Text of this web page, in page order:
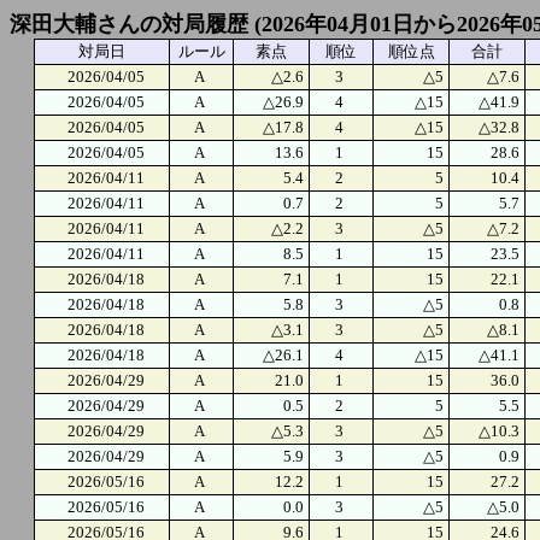
深田大輔さんの対局履歴 (2026年04月01日から2026年
対局日 ルール 素点 順位 順位点
合計
2026/04/05
A △2.6 3 △5
△7.6
2026/04/05
A △26.9 4 △15
△41.9
2026/04/05
A △17.8 4 △15
△32.8
2026/04/05
A 13.6 1 15
28.6
2026/04/11
A 5.4 2 5
10.4
2026/04/11
A 0.7 2 5
5.7
2026/04/11
A △2.2 3 △5
△7.2
2026/04/11
A 8.5 1 15
23.5
2026/04/18
A 7.1 1 15
22.1
2026/04/18
A 5.8 3 △5
0.8
2026/04/18
A △3.1 3 △5
△8.1
2026/04/18
A △26.1 4 △15
△41.1
2026/04/29
A 21.0 1 15
36.0
2026/04/29
A 0.5 2 5
5.5
2026/04/29
A △5.3 3 △5
△10.3
2026/04/29
A 5.9 3 △5
0.9
2026/05/16
A 12.2 1 15
27.2
2026/05/16
A 0.0 3 △5
△5.0
2026/05/16
A 9.6 1 15
24.6